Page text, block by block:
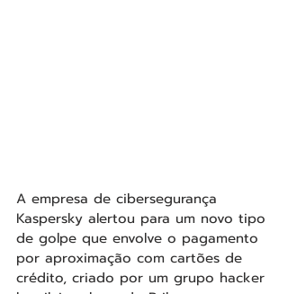
A empresa de cibersegurança
Kaspersky alertou para um novo tipo
de golpe que envolve o pagamento
por aproximação com cartões de
crédito, criado por um grupo hacker